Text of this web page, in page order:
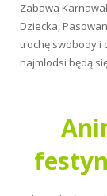
Zabawa
Dziecka,
trochę swobody i
najmłodsi będą